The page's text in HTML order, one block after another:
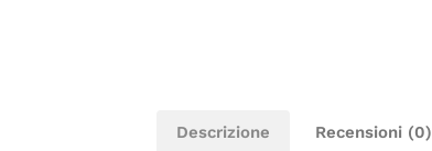
Descrizione Recensioni (0)